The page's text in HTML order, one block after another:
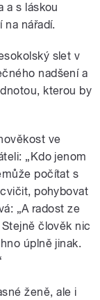
a s láskou
na nářadí.
slet v
nadšení a
kterou by
ve
„Kdo jenom
počítat s
pohybovat
„A radost ze
člověk nic
úplně jinak.
ženě, ale i